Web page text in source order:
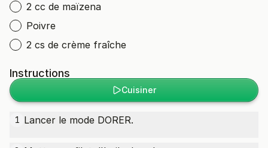
2 cc de maïzena
Poivre
2 cs de crème fraîche
Instructions
Cuisiner
1 Lancer le mode DORER.